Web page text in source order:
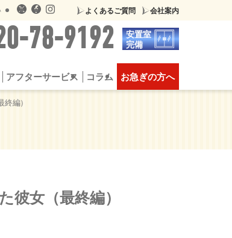
よくあるご質問 会社案内
78-9192
安置室
完備
質問
供花・供物について
スタンダード家族葬
豪華な家族葬
）
アフターサービス コラム お急ぎの方へ
編）
彼女（最終編）